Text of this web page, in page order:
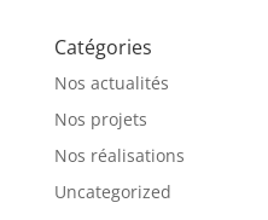
Catégories
Nos actualités
Nos projets
Nos réalisations
Uncategorized